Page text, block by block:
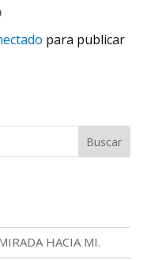
para publicar
HACIA MI.